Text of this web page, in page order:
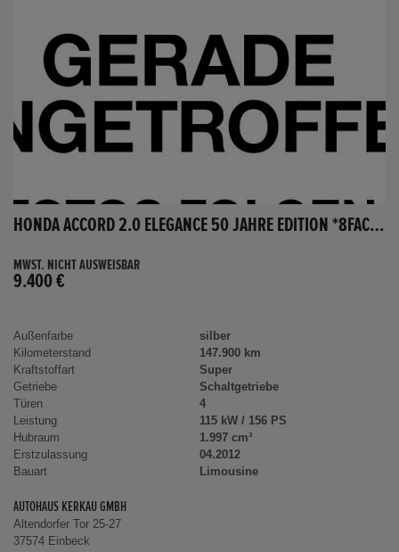
HONDA ACCORD 2.0 ELEGANCE 50 JAHRE EDITION *8FACH BEREIFT*
MWST. NICHT AUSWEISBAR
9.400 €
Außenfarbe
silber
Kilometerstand
147.900 km
Kraftstoffart
Super
Getriebe
Schaltgetriebe
Türen
4
Leistung
115 kW / 156 PS
Hubraum
1.997 cm³
Erstzulassung
04.2012
Bauart
Limousine
AUTOHAUS KERKAU GMBH
Altendorfer Tor 25-27
37574 Einbeck